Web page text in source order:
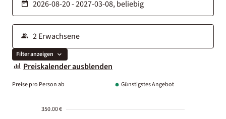
Filter anzeigen
Preiskalender ausblenden
Preise pro Person ab Günstigstes Angebot
350.00 €